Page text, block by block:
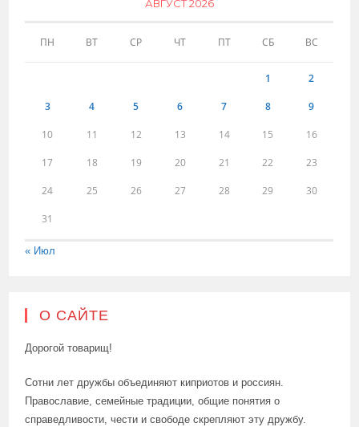
АВГУСТ 2026
ПН ВТ СР ЧТ ПТ СБ ВС
1 2
3 4 5 6 7 8 9
10 11 12 13 14 15 16
17 18 19 20 21 22 23
24 25 26 27 28 29 30
31
« Июл
О САЙТЕ
Дорогой товарищ!
Сотни лет дружбы объединяют киприотов и россиян.
Православие, семейные традиции, общие понятия о
справедливости, чести и свободе скрепляют эту дружбу.